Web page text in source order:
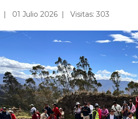
01 Julio 2026 Visitas: 303